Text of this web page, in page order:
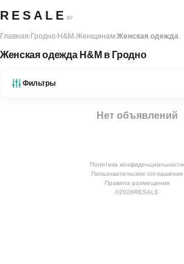
RESALE BY
Главная/Гродно/H&M/Женщинам/Женская одежда
Женская одежда H&M в Гродно
Фильтры
Нет объявлений
Политика конфиденциальности
Пользовательское соглашение
Правила размещения
©2026RESALE